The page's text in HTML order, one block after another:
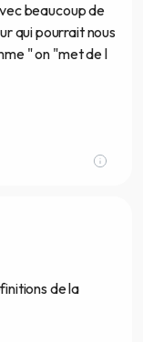
beaucoup de
qui pourrait nous
" on "met de l
de la